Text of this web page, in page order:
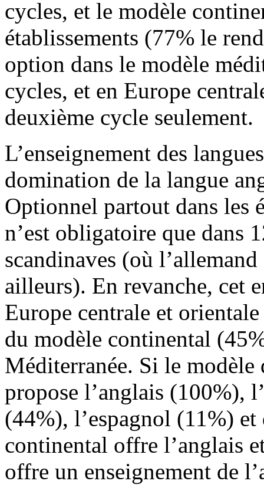
cycles, et le modèle
établissements (77% le
option dans le modèle
cycles, et en Europe
deuxième cycle seulement.
L’enseignement des
domination de la langue
Optionnel partout dans les
n’est obligatoire que dans
scandinaves (où
ailleurs). En revanche, cet
Europe centrale et
du modèle continental
Méditerranée. Si le modèle
propose l’anglais (100%),
(44%), l’espagnol (11%) et
continental offre l’anglais
offre un enseignement de